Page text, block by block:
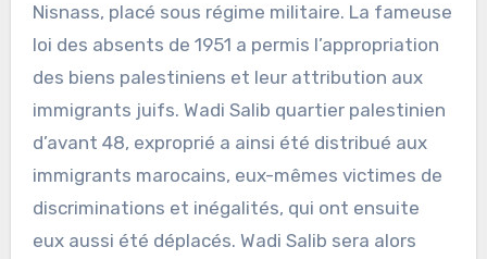
Nisnass, placé sous régime militaire. La fameuse
loi des absents de 1951 a permis l’appropriation
des biens palestiniens et leur attribution aux
immigrants juifs. Wadi Salib quartier palestinien
d’avant 48, exproprié a ainsi été distribué aux
immigrants marocains, eux-mêmes victimes de
discriminations et inégalités, qui ont ensuite
eux aussi été déplacés. Wadi Salib sera alors